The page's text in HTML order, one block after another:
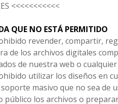
<<<<<<<<<<<
QUE NO ESTÁ PERMITIDO
revender, compartir,
de los archivos digitales
de nuestra web o
utilizar los diseños en
masivo que no sea de
público los archivos o